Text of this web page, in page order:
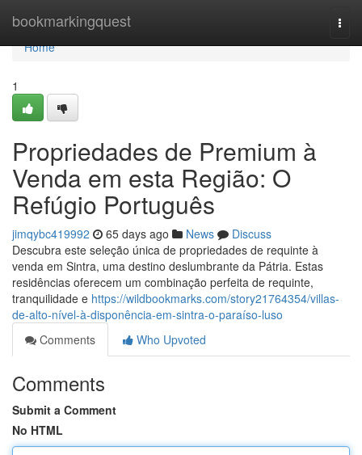
bookmarkingquest
Home
Home
1
Propriedades de Premium à
Venda em esta Região: O
Refúgio Português
jimqybc419992 65 days ago News
Discuss
Descubra este seleção única de propriedades de requinte à
venda em Sintra, uma destino deslumbrante da Pátria. Estas
residências oferecem um combinação perfeita de requinte,
tranquilidade e https://wildbookmarks.com/story21764354/villas-
de-alto-nível-à-disponência-em-sintra-o-paraíso-luso
Comments
Who Upvoted
Comments
Submit a Comment
No HTML